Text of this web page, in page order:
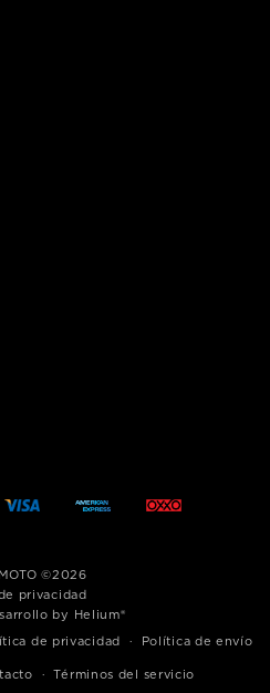
de
pago
©2026
privacidad
by Helium®
de privacidad Política de envío
Términos del servicio